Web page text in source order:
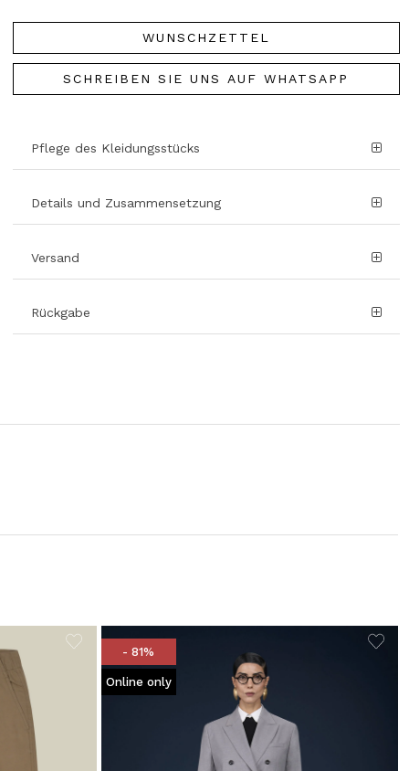
WUNSCHZETTEL
SCHREIBEN SIE UNS AUF WHATSAPP
Pflege des Kleidungsstücks
Details und Zusammensetzung
Versand
Rückgabe
- 81%
Online only